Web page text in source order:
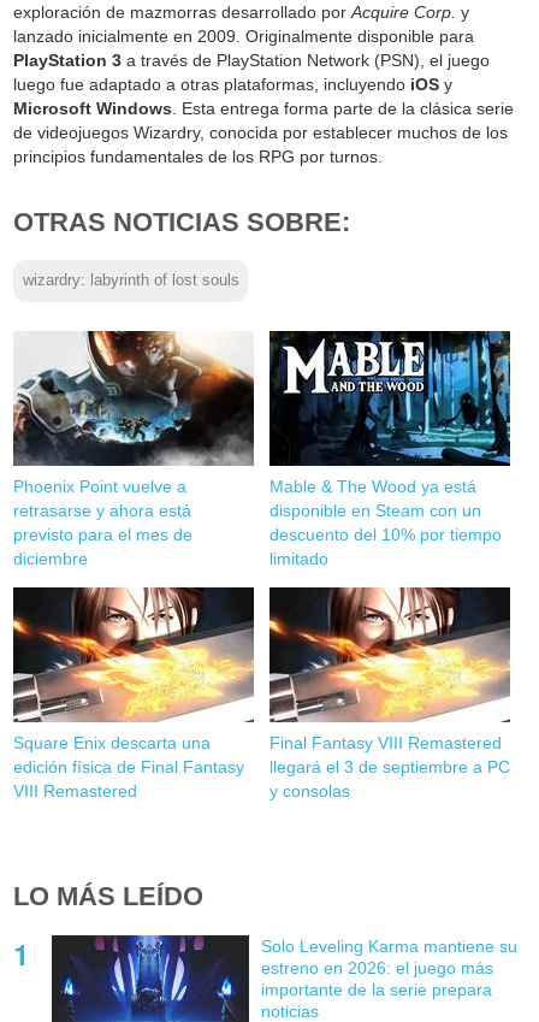
exploración de mazmorras desarrollado porAcquire Corp. y
lanzado inicialmente en 2009. Originalmente disponible para
PlayStation 3 a través de PlayStation Network (PSN), el juego
luego fue adaptado a otras plataformas, incluyendo iOS y
Microsoft Windows. Esta entrega forma parte de la clásica serie
de videojuegos Wizardry, conocida por establecer muchos de los
principios fundamentales de los RPG por turnos.
OTRAS NOTICIAS SOBRE:
wizardry: labyrinth of lost souls
Phoenix Point vuelve a
retrasarse y ahora está
previsto para el mes de
diciembre
Mable & The Wood ya está
disponible en Steam con un
descuento del 10% por tiempo
limitado
Square Enix descarta una
edición física de Final Fantasy
VIII Remastered
Final Fantasy VIII Remastered
llegará el 3 de septiembre a PC
y consolas
LO MÁS LEÍDO
Solo Leveling Karma mantiene su
estreno en 2026: el juego más
importante de la serie prepara
noticias